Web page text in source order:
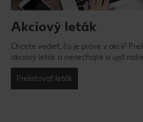
Akciový leták
Chcete vedieť, čo je práve v akcii?
akciový leták a nenechajte si ujsť
Prelistovať leták